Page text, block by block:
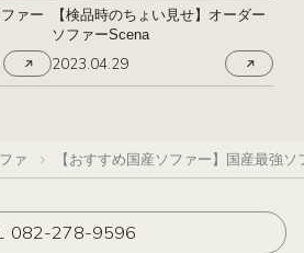
ァー
【検品時のちょい見せ】オーダー
ソファーScena
2023.04.29
ァ 【おすすめ国産ソファー】国産最強
082-278-9596